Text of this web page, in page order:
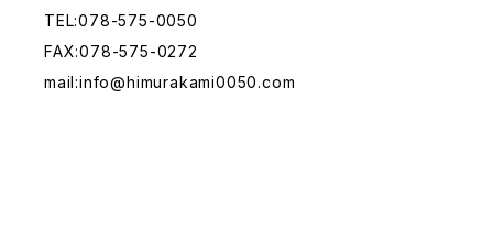
TEL:078-575-0050
FAX:078-575-0272
mail:info@himurakami0050.com